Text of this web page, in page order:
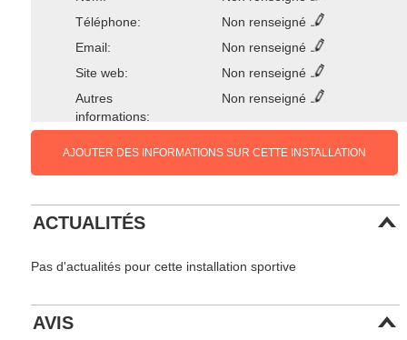
Téléphone:
Non renseigné
Email:
Non renseigné
Site web:
Non renseigné
Autres
informations:
Non renseigné
AJOUTER DES INFORMATIONS SUR CETTE INSTALLATION
ACTUALITÉS
Pas d'actualités pour cette installation sportive
AVIS